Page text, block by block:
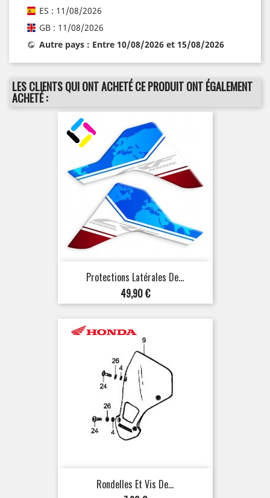
ES : 11/08/2026
GB : 11/08/2026
Autre pays : Entre 10/08/2026 et 15/08/2026
LES CLIENTS QUI ONT ACHETÉ CE PRODUIT ONT ÉGALEMENT
ACHETÉ :
Protections Latérales De...
Prix
49,90 €
Rondelles Et Vis De...